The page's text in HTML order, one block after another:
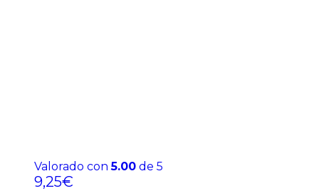
Valorado con5.00 de 5
9,25€